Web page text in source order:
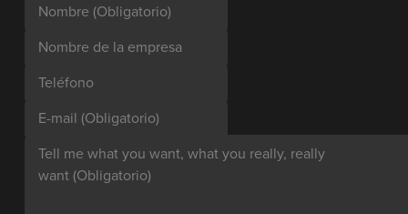
Nombre (Obligatorio)
Nombre de la empresa
Teléfono
E-mail (Obligatorio)
Tell me what you want, what you really, really
want (Obligatorio)